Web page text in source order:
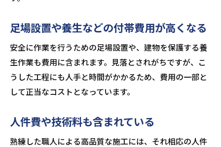
足場設置や養生などの付帯費用が高くなる
安全に作業を行うための足場設置や、建物を保護する養
生作業も費用に含まれます。見落とされがちですが、こ
うした工程にも人手と時間がかかるため、費用の一部と
して正当なコストとなっています。
人件費や技術料も含まれている
熟練した職人による高品質な施工には、それ相応の人件